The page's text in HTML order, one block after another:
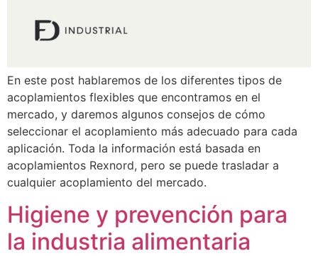
En este post hablaremos de los diferentes tipos de
acoplamientos flexibles que encontramos en el
mercado, y daremos algunos consejos de cómo
seleccionar el acoplamiento más adecuado para cada
aplicación. Toda la información está basada en
acoplamientos Rexnord, pero se puede trasladar a
cualquier acoplamiento del mercado.
Higiene y prevención para
la industria alimentaria